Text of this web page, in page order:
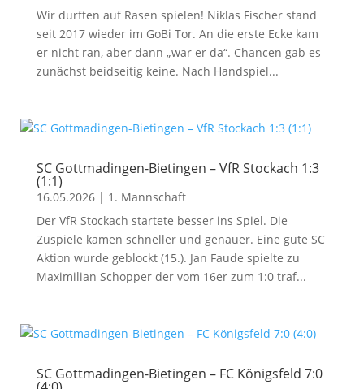
Wir durften auf Rasen spielen! Niklas Fischer stand
seit 2017 wieder im GoBi Tor. An die erste Ecke kam
er nicht ran, aber dann „war er da“. Chancen gab es
zunächst beidseitig keine. Nach Handspiel...
SC Gottmadingen-Bietingen – VfR Stockach 1:3
(1:1)
16.05.2026| 1. Mannschaft
Der VfR Stockach startete besser ins Spiel. Die
Zuspiele kamen schneller und genauer. Eine gute SC
Aktion wurde geblockt (15.). Jan Faude spielte zu
Maximilian Schopper der vom 16er zum 1:0 traf...
SC Gottmadingen-Bietingen – FC Königsfeld 7:0